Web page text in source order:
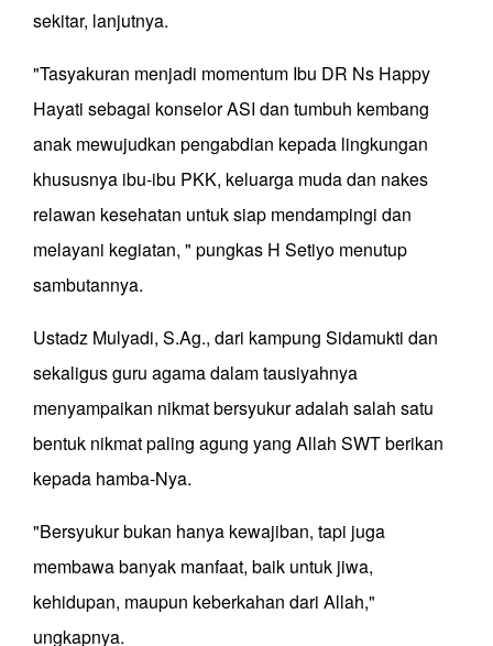
sekitar, lanjutnya.
"Tasyakuran menjadi momentum Ibu DR Ns Happy
Hayati sebagai konselor ASI dan tumbuh kembang
anak mewujudkan pengabdian kepada lingkungan
khususnya ibu-ibu PKK, keluarga muda dan nakes
relawan kesehatan untuk siap mendampingi dan
melayani kegiatan, " pungkas H Setiyo menutup
sambutannya.
Ustadz Mulyadi, S.Ag., dari kampung Sidamukti dan
sekaligus guru agama dalam tausiyahnya
menyampaikan nikmat bersyukur adalah salah satu
bentuk nikmat paling agung yang Allah SWT berikan
kepada hamba-Nya.
"Bersyukur bukan hanya kewajiban, tapi juga
membawa banyak manfaat, baik untuk jiwa,
kehidupan, maupun keberkahan dari Allah,"
ungkapnya.